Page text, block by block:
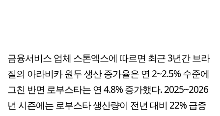
금융서비스 업체 스톤엑스에 따르면 최근 3년간 브라
질의 아라비카 원두 생산 증가율은 연 2~2.5% 수준에
그친 반면 로부스타는 연 4.8% 증가했다. 2025~2026
년 시즌에는 로부스타 생산량이 전년 대비 22% 급증